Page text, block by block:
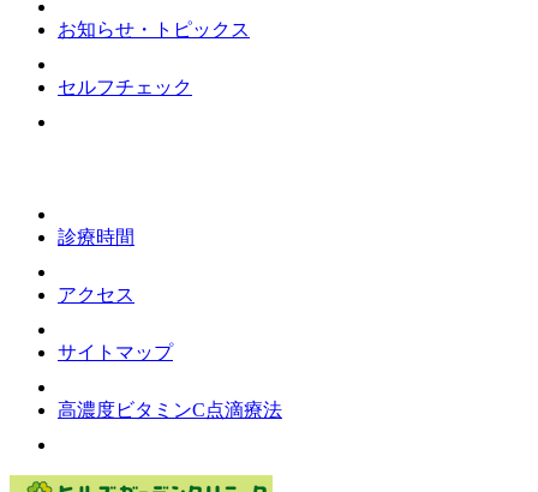
お知らせ・トピックス
セルフチェック
診療時間
アクセス
サイトマップ
高濃度ビタミンC点滴療法